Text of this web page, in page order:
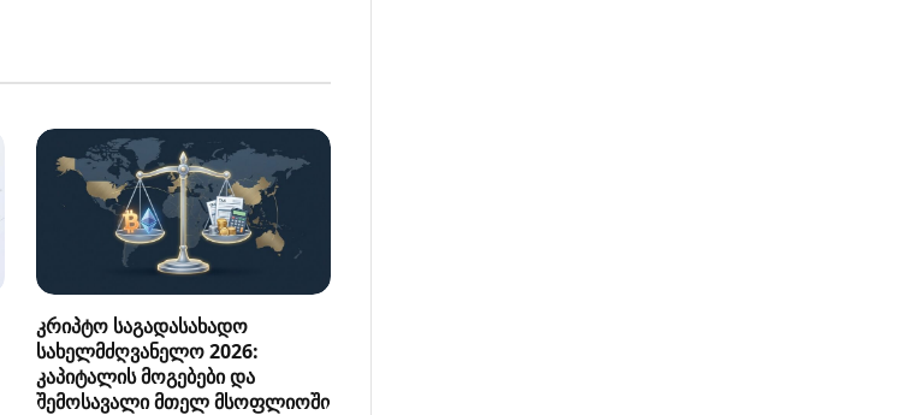
კრიპტო საგადასახადო
სახელმძღვანელო 2026:
კაპიტალის მოგებები და
შემოსავალი მთელ მსოფლიოში